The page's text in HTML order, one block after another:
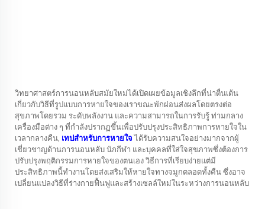
วิทยาศาสตร์การนอนหลับสมัยใหม่ได้เปิดเผยข้อมูลเชิงลึกที่น่าตื่นเต้น
เกี่ยวกับวิธีที่รูปแบบการหายใจของเราขณะพักผ่อนส่งผลโดยตรงต่อ
สุขภาพโดยรวม ระดับพลังงาน และความสามารถในการรับรู้ ท่ามกลาง
เครื่องมือต่าง ๆ ที่กำลังปรากฏขึ้นเพื่อปรับปรุงประสิทธิภาพการหายใจใน
เวลากลางคืน, เทปสำหรับการหายใจได้รับความสนใจอย่างมากจากผู้
เชี่ยวชาญด้านการนอนหลับ นักกีฬา และบุคคลที่ใส่ใจสุขภาพซึ่งต้องการ
ปรับปรุงพฤติกรรมการหายใจของตนเอง วิธีการที่เรียบง่ายแต่มี
ประสิทธิภาพนี้ทำงานโดยส่งเสริมให้หายใจทางจมูกตลอดทั้งคืน ซึ่งอาจ
เปลี่ยนแปลงวิธีที่ร่างกายฟื้นฟูและสร้างเซลล์ใหม่ในระหว่างการนอนหลับ